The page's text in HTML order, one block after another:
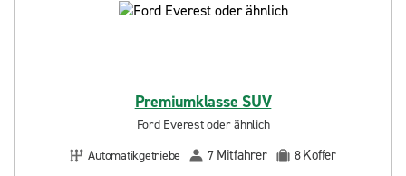
Premiumklasse SUV
Ford Everest oder ähnlich
Automatikgetriebe
7 Mitfahrer 8Koffer